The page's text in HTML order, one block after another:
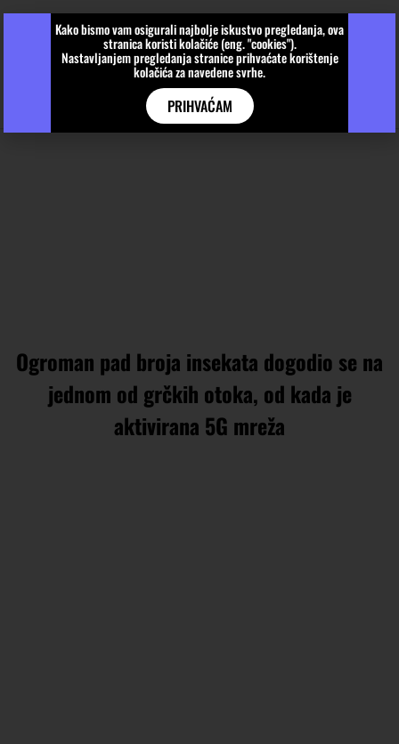
Ogroman pad broja insekata dogodio se na
jednom od grčkih otoka, od kada je
aktivirana 5G mreža
Kako bismo vam osigurali najbolje iskustvo pregledanja, ova
stranica koristi kolačiće (eng. "cookies").
Nastavljanjem pregledanja stranice prihvaćate korištenje
kolačića za navedene svrhe.
PRIHVAĆAM